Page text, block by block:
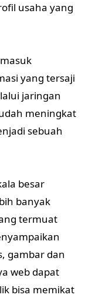
usaha yang
yang tersaji
jaringan
meningkat
sebuah
besar
banyak
termuat
gambar dan
web dapat
bisa memikat